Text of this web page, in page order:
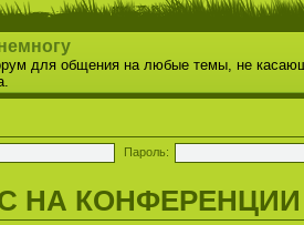
для общения на любые темы, не
Пароль:
НА КОНФЕРЕНЦИИ